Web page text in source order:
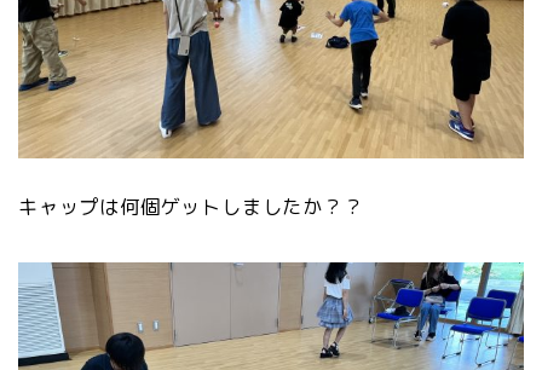
キャップは何個ゲットしましたか？？